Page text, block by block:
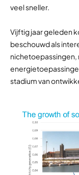
veel sneller.
Vijftig jaar geleden
beschouwd als
nichetoepassingen,
stadium van